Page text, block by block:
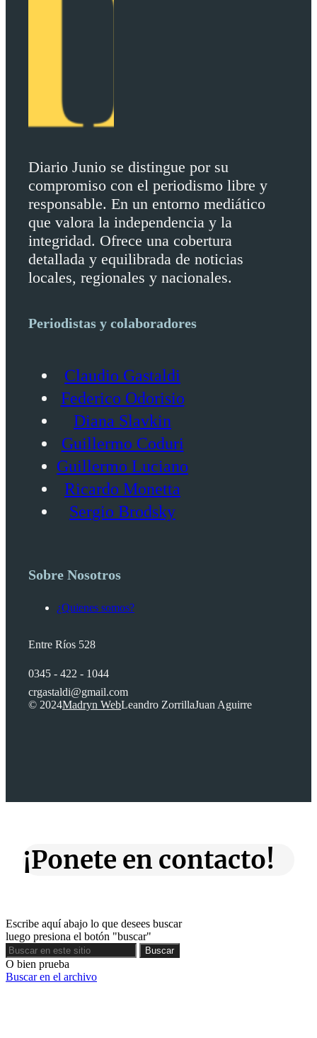
Diario Junio se distingue por su
compromiso con el periodismo libre y
responsable. En un entorno mediático
que valora la independencia y la
integridad. Ofrece una cobertura
detallada y equilibrada de noticias
locales, regionales y nacionales.
Periodistas y colaboradores
Claudio Gastaldi
Federico Odorisio
Diana Slavkin
Guillermo Coduri
Guillermo Luciano
Ricardo Monetta
Sergio Brodsky
Sobre Nosotros
¿Quienes somos?
Entre Ríos 528
0345 - 422 - 1044
crgastaldi@gmail.com
© 2024Madryn WebLeandro ZorrillaJuan Aguirre
¡Ponete en contacto!
Escribe aquí abajo lo que desees buscar
luego presiona el botón "buscar"
Buscar
Buscar
O bien prueba
Buscar en el archivo